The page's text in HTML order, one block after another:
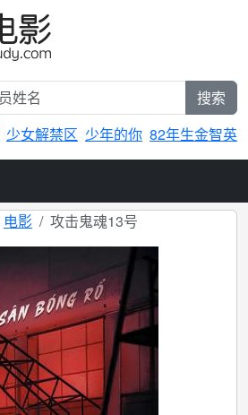
搜索
少女解禁区 少年的你 82年生金智英
电影 攻击鬼魂13号